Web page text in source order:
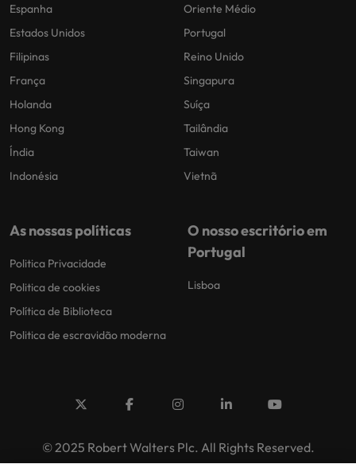
Espanha
Estados Unidos
Filipinas
França
Holanda
Hong Kong
Índia
Indonésia
Oriente Médio
Portugal
Reino Unido
Singapura
Suíça
Tailândia
Taiwan
Vietnã
As nossas políticas
Politica Privacidade
Politica de cookies
Política de Biblioteca
Politica de escravidão moderna
O nosso escritório em
Portugal
Lisboa
© 2025 Robert Walters Plc. All Rights Reserved.